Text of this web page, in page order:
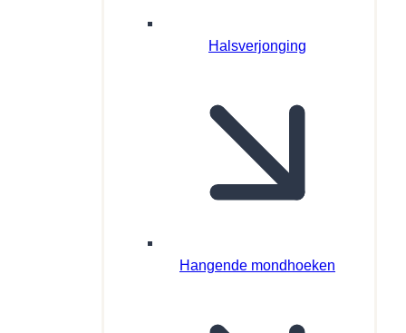
Halsverjonging
Hangende mondhoeken